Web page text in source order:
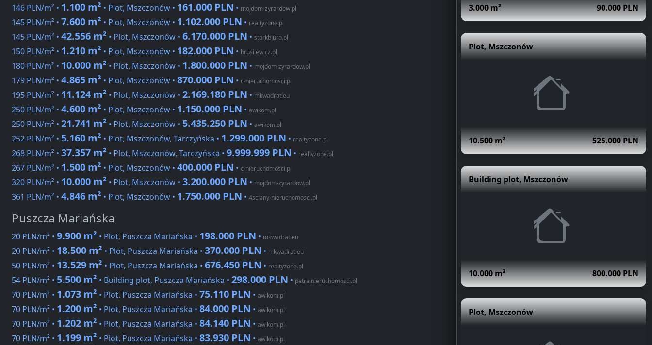
146 PLN/m² • 1.100 m² • Plot, Mszczonów • 161.000 PLN • mojdom-zyrardow.pl
145 PLN/m² • 7.600 m² • Plot, Mszczonów • 1.102.000 PLN • realtyzone.pl
145 PLN/m² • 42.556 m² • Plot, Mszczonów • 6.170.000 PLN • storkbiuro.pl
150 PLN/m² • 1.210 m² • Plot, Mszczonów • 182.000 PLN • brusilewicz.pl
180 PLN/m² • 10.000 m² • Plot, Mszczonów • 1.800.000 PLN • mojdom-zyrardow.pl
179 PLN/m² • 4.865 m² • Plot, Mszczonów • 870.000 PLN • c-nieruchomosci.pl
195 PLN/m² • 11.124 m² • Plot, Mszczonów • 2.169.180 PLN • mkwadrat.eu
250 PLN/m² • 4.600 m² • Plot, Mszczonów • 1.150.000 PLN • awikom.pl
250 PLN/m² • 21.741 m² • Plot, Mszczonów • 5.435.250 PLN • awikom.pl
252 PLN/m² • 5.160 m² • Plot, Mszczonów, Tarczyńska • 1.299.000 PLN • realtyzone.pl
268 PLN/m² • 37.357 m² • Plot, Mszczonów, Tarczyńska • 9.999.999 PLN • realtyzone.pl
267 PLN/m² • 1.500 m² • Plot, Mszczonów • 400.000 PLN • c-nieruchomosci.pl
320 PLN/m² • 10.000 m² • Plot, Mszczonów • 3.200.000 PLN • mojdom-zyrardow.pl
361 PLN/m² • 4.846 m² • Plot, Mszczonów • 1.750.000 PLN • 4sciany-nieruchomosci.pl
Puszcza Mariańska
20 PLN/m² • 9.900 m² • Plot, Puszcza Mariańska • 198.000 PLN • mkwadrat.eu
20 PLN/m² • 18.500 m² • Plot, Puszcza Mariańska • 370.000 PLN • mkwadrat.eu
50 PLN/m² • 13.529 m² • Plot, Puszcza Mariańska • 676.450 PLN • realtyzone.pl
54 PLN/m² • 5.500 m² • Building plot, Puszcza Mariańska • 298.000 PLN • petra.nieruchomosci.pl
70 PLN/m² • 1.073 m² • Plot, Puszcza Mariańska • 75.110 PLN • awikom.pl
70 PLN/m² • 1.200 m² • Plot, Puszcza Mariańska • 84.000 PLN • awikom.pl
70 PLN/m² • 1.202 m² • Plot, Puszcza Mariańska • 84.140 PLN • awikom.pl
70 PLN/m² • 1.199 m² • Plot, Puszcza Mariańska • 83.930 PLN • awikom.pl